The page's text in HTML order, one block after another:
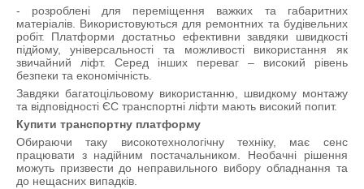
- розроблені для переміщення важких та габаритних
матеріалів. Використовуються для ремонтних та будівельних
робіт. Платформи достатньо ефективни завдяки швидкості
підйому, універсальності та можливості використання як
звичайний ліфт. Серед інших переваг – високий рівень
безпеки та економічність.
Завдяки багатоцільовому використанню, швидкому монтажу
та відповідності ЄС транспортні ліфти мають високий попит.
Купити транспортну платформу
Обираючи таку високотехнологічну техніку, має сенс
працювати з надійним постачальником. Необачні рішення
можуть призвести до неправильного вибору обладнання та
до нещасних випадків.